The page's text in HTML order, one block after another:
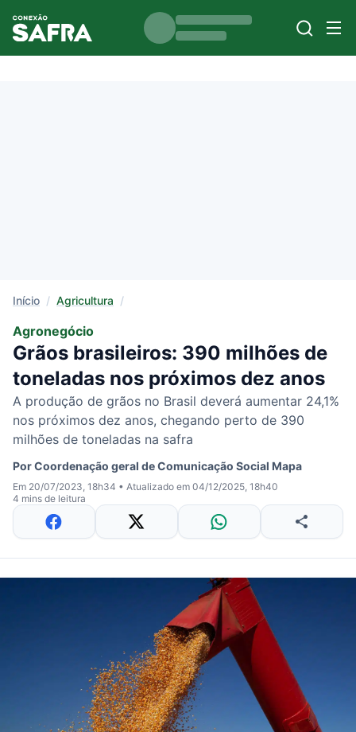
Início / Agricultura /
Agronegócio
Grãos brasileiros: 390 milhões de
toneladas nos próximos dez anos
A produção de grãos no Brasil deverá aumentar 24,1%
nos próximos dez anos, chegando perto de 390
milhões de toneladas na safra
PorCoordenação geral de Comunicação Social Mapa
Em 20/07/2023, 18h34 • Atualizado em 04/12/2025, 18h40
4 mins de leitura